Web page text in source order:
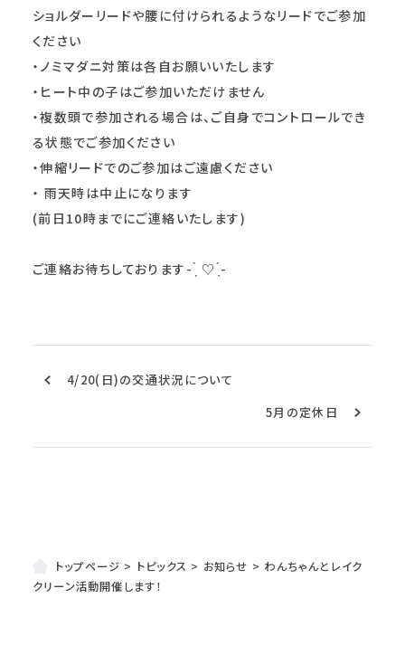
ショルダーリードや腰に付けられるようなリードでご参加
ください
・ノミマダニ対策は各自お願いいたします
・ヒート中の子はご参加いただけません
・複数頭で参加される場合は、ご自身でコントロールでき
る状態でご参加ください
・伸縮リードでのご参加はご遠慮ください
・ 雨天時は中止になります
(前日10時までにご連絡いたします)
ご連絡お待ちしております- ̗̀ ♡ ̖́-
4/20(日)の交通状況について
5月の定休日
トップページ > トピックス > お知らせ > わんちゃんとレイク
クリーン活動開催します！